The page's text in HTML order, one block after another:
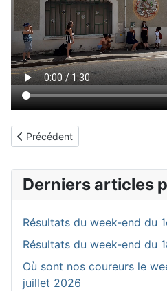
Article précédent : Petite vidéo
Précédent
Derniers articles
Résultats du week-end du
Résultats du week-end du
Où sont nos coureurs le
juillet 2026